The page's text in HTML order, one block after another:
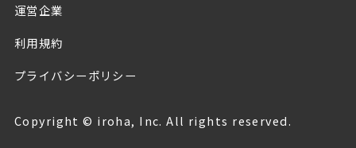
運営企業
利用規約
プライバシーポリシー
Copyright © iroha, Inc. All rights reserved.